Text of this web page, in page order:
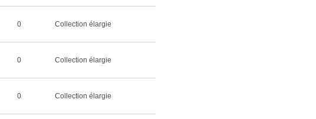
0 Collection élargie
0 Collection élargie
0 Collection élargie